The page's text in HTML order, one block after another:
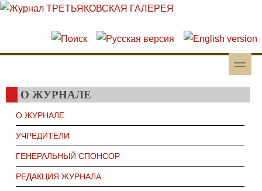
Перейти к основному содержанию
Skip to search
toggle
О ЖУРНАЛЕ
О ЖУРНАЛЕ
УЧРЕДИТЕЛИ
ГЕНЕРАЛЬНЫЙ СПОНСОР
РЕДАКЦИЯ ЖУРНАЛА